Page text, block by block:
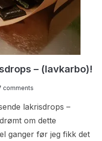
– (lavkarbo)!
comments
lakrisdrops –
om dette
ganger før jeg fikk det